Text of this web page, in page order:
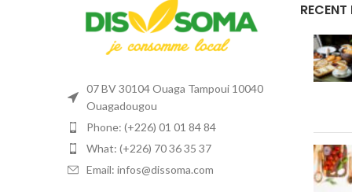
07 BV 30104 Ouaga Tampoui 10040
Ouagadougou
Phone: (+226) 01 01 84 84
What: (+226) 70 36 35 37
Email: infos@dissoma.com